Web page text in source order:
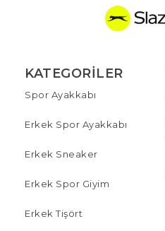
KATEGORILER
Spor Ayakkabı
Erkek Spor Ayakkabı
Erkek Sneaker
Erkek Spor Giyim
Erkek Tişört